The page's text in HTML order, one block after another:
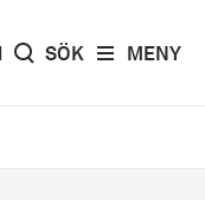
MENY
SÖK